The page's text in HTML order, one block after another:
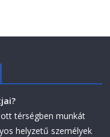
térségben munkát
helyzetű személyek